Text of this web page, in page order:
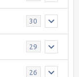
30
29
26